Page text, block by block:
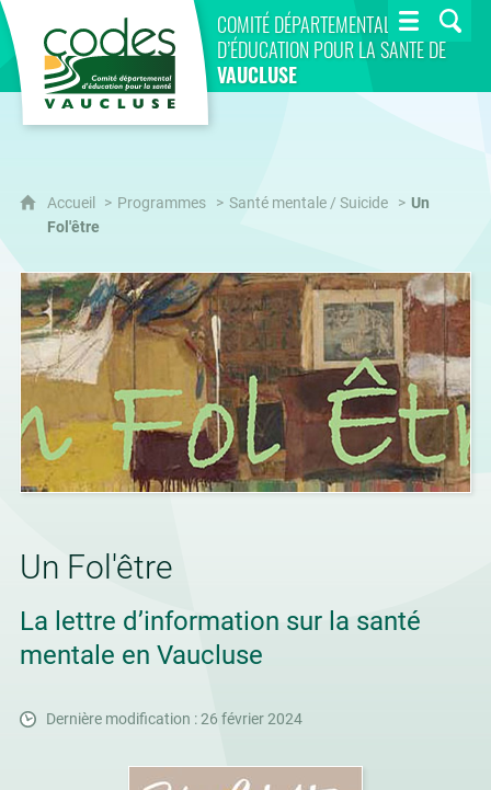
COMITÉ DÉPARTEMENTAL
D’ÉDUCATION POUR LA SANTÉ DE
VAUCLUSE
CoDES 84
Accueil Programmes Santé mentale / Suicide
Un
Fol'être
Un Fol'être
La lettre d’information sur la santé
mentale en Vaucluse
Dernière modification : 26 février 2024